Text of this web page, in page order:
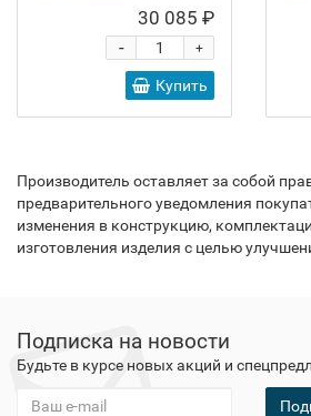
30 085 ₽
+
-
Купить
Производитель оставляет за собой
предварительного уведомления
изменения в конструкцию,
изготовления изделия с целью
Подписка на новости
Будьте в курсе новых акций и